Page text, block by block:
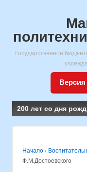
Государственное
200 лет со дня
Начало ›
Ф.М.Достоевского